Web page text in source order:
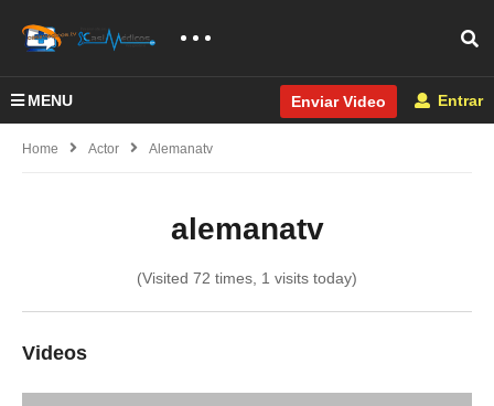
MENU Enviar Video Entrar
Home Actor Alemanatv
alemanatv
(Visited 72 times, 1 visits today)
Videos